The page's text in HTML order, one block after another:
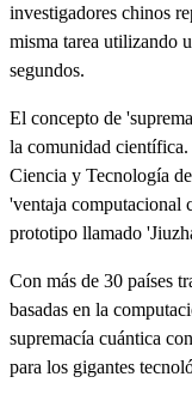
investigadores chinos
misma tarea utilizando
segundos.
El concepto de
la comunidad
Ciencia y Tecnología
'ventaja computacional
prototipo llamado
Con más de 30 países
basadas en la
supremacía cuántica
para los gigantes